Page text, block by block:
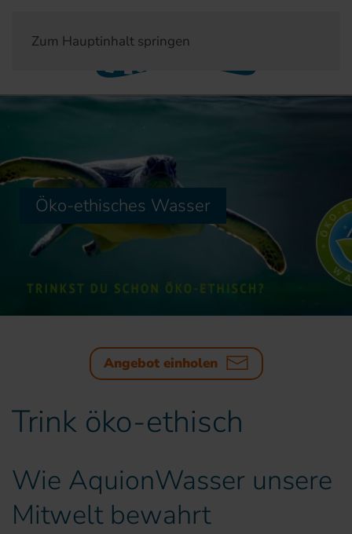
Zum Hauptinhalt springen
Öko-ethisches Wasser
Angebot einholen
Trink öko-ethisch
Wie AquionWasser unsere
Mitwelt bewahrt